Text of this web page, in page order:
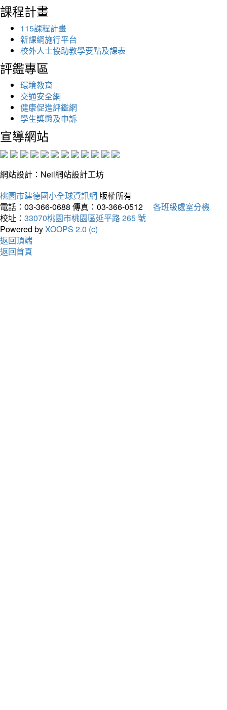
課程計畫
115課程計畫
新課綱施行平台
校外人士協助教學要點及課表
評鑑專區
環境教育
交通安全網
健康促進評鑑網
學生獎懲及申訴
宣導網站
網站設計：Neil網站設計工坊
桃園市建德國小全球資訊網 版權所有
電話：03-366-0688 傳真：03-366-0512
各班級處室分機
校址： 33070桃園市桃園區延平路 265 號
Powered byXOOPS 2.0 (c)
返回頂端
返回首頁